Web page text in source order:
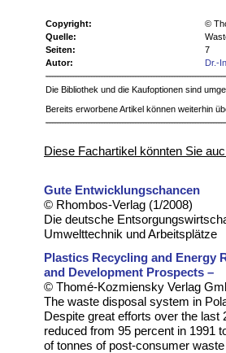
Copyright:
©
Quelle:
Seiten:
7
Autor:
Dr.-
Die Bibliothek und die Kaufoptionen sind
Bereits erworbene Artikel können weiterhin
Diese Fachartikel könnten Sie
Gute Entwicklungschancen
© Rhombos-Verlag (1/2008)
Die deutsche
Umwelttechnik und Arbeitsplätze
Plastics Recycling and Energy
and Development Prospects –
© Thomé-Kozmiensky Verlag
The waste disposal system in
Despite great efforts over the
reduced from 95 percent in 1991
of tonnes of post-consumer